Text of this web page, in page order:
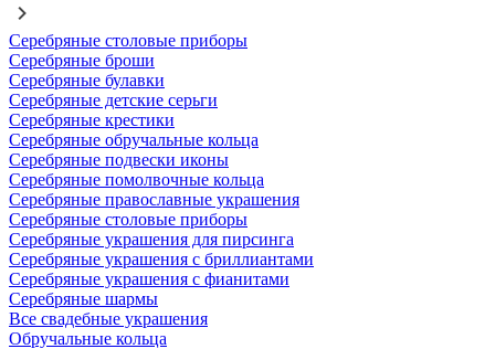
Серебряные столовые приборы
Серебряные броши
Серебряные булавки
Серебряные детские серьги
Серебряные крестики
Серебряные обручальные кольца
Серебряные подвески иконы
Серебряные помолвочные кольца
Серебряные православные украшения
Серебряные столовые приборы
Серебряные украшения для пирсинга
Серебряные украшения с бриллиантами
Серебряные украшения с фианитами
Серебряные шармы
Все свадебные украшения
Обручальные кольца